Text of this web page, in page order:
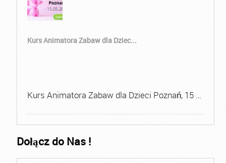
Kurs Animatora Zabaw dla Dziec...
Kurs Animatora Zabaw dla Dzieci Poznań, 15 …
Dołącz do Nas !